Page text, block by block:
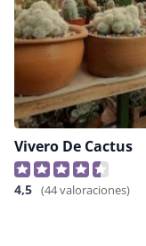
Vivero De Cactus
4,5 (44 valoraciones)